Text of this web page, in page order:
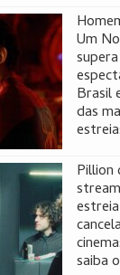
Um
Brasil
das
Pillion
saiba